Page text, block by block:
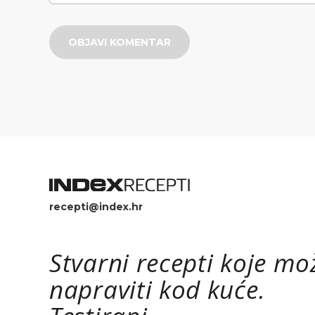
OBJAVI KOMENTAR
recepti@index.hr
Stvarni recepti koje
napraviti kod kuće.